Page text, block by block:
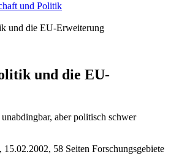
und Politik
und die EU-Erweiterung
und die EU-
aber politisch schwer
15.02.2002, 58 Seiten Forschungsgebiete